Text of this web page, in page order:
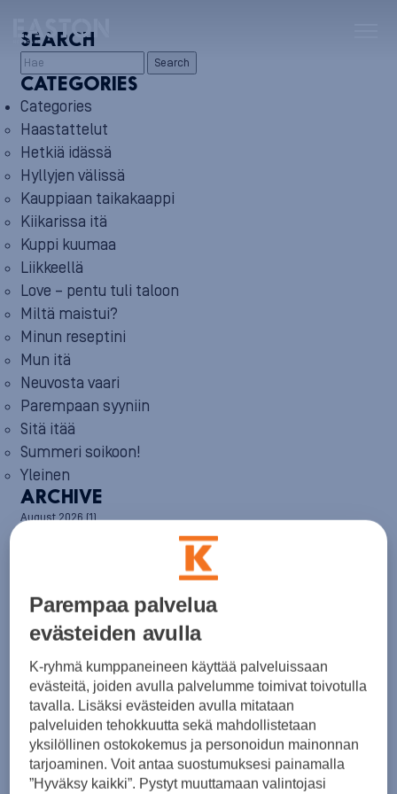
SEARCH
Search
CATEGORIES
Categories
Haastattelut
Hetkiä idässä
Hyllyjen välissä
Kauppiaan taikakaappi
Kiikarissa itä
Kuppi kuumaa
Liikkeellä
Love – pentu tuli taloon
Miltä maistui?
Minun reseptini
Mun itä
Neuvosta vaari
Parempaan syyniin
Sitä itää
Summeri soikoon!
Yleinen
ARCHIVE
August 2026(1)
March 2026(8)
February 2026
(5)
January 2026(6)
December 2025
November 2025
(7)
October 2025(8)
September 2025(5)
August 2025(6)
July 2025(7)
June 2025(7)
May 2025(6)
Parempaa palvelua
evästeiden avulla
K-ryhmä kumppaneineen käyttää palveluissaan
evästeitä, joiden avulla palvelumme toimivat toivotulla
tavalla. Lisäksi evästeiden avulla mitataan
palveluiden tehokkuutta sekä mahdollistetaan
yksilöllinen ostokokemus ja personoidun mainonnan
tarjoaminen. Voit antaa suostumuksesi painamalla
”Hyväksy kaikki”. Pystyt muuttamaan valintojasi